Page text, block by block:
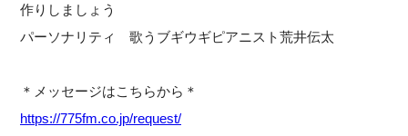
作りしましょう
パーソナリティ 歌うブギウギピアニスト荒井伝太
＊メッセージはこちらから＊
https://775fm.co.jp/request/